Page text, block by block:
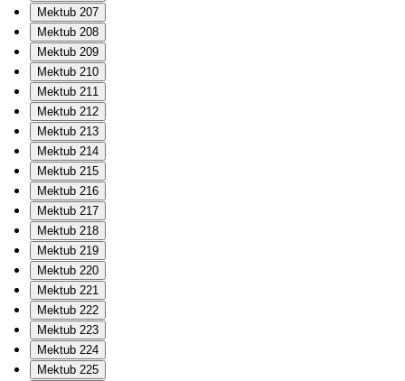
Mektub 207
Mektub 208
Mektub 209
Mektub 210
Mektub 211
Mektub 212
Mektub 213
Mektub 214
Mektub 215
Mektub 216
Mektub 217
Mektub 218
Mektub 219
Mektub 220
Mektub 221
Mektub 222
Mektub 223
Mektub 224
Mektub 225